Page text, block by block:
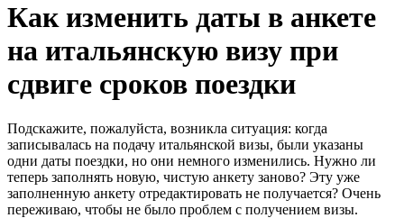
Как изменить даты в анкете
на итальянскую визу при
сдвиге сроков поездки
Подскажите, пожалуйста, возникла ситуация: когда
записывалась на подачу итальянской визы, были указаны
одни даты поездки, но они немного изменились. Нужно ли
теперь заполнять новую, чистую анкету заново? Эту уже
заполненную анкету отредактировать не получается? Очень
переживаю, чтобы не было проблем с получением визы.